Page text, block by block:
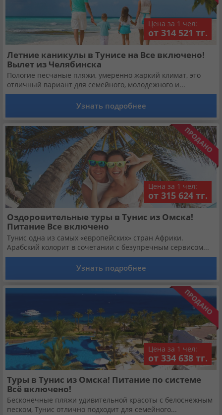
Для бизнеса
Контакты
Кабинет туриста
Валюта: KZT USD EUR
Язык: Русский Қазақша
Установи наше мобильное приложение
Загрузить приложение из App Store
Цена за 1 чел:
от 314 521 тг.
Летние каникулы в Тунисе на Все включено!
Вылет из Челябинска
Пологие песчаные пляжи, умеренно жаркий климат, это
отличный вариант для семейного, молодежного и...
Узнать подробнее
Цена за 1 чел:
от 315 624 тг.
Оздоровительные туры в Тунис из Омска!
Питание Все включено
Тунис одна из самых «европейских» стран Африки.
Арабский колорит в сочетании с безупречным сервисом...
Узнать подробнее
Цена за 1 чел:
от 334 638 тг.
Туры в Тунис из Омска! Питание по системе
Всё включено!
Бесконечные пляжи удивительной красоты с белоснежным
песком, Тунис отлично подходит для семейного...